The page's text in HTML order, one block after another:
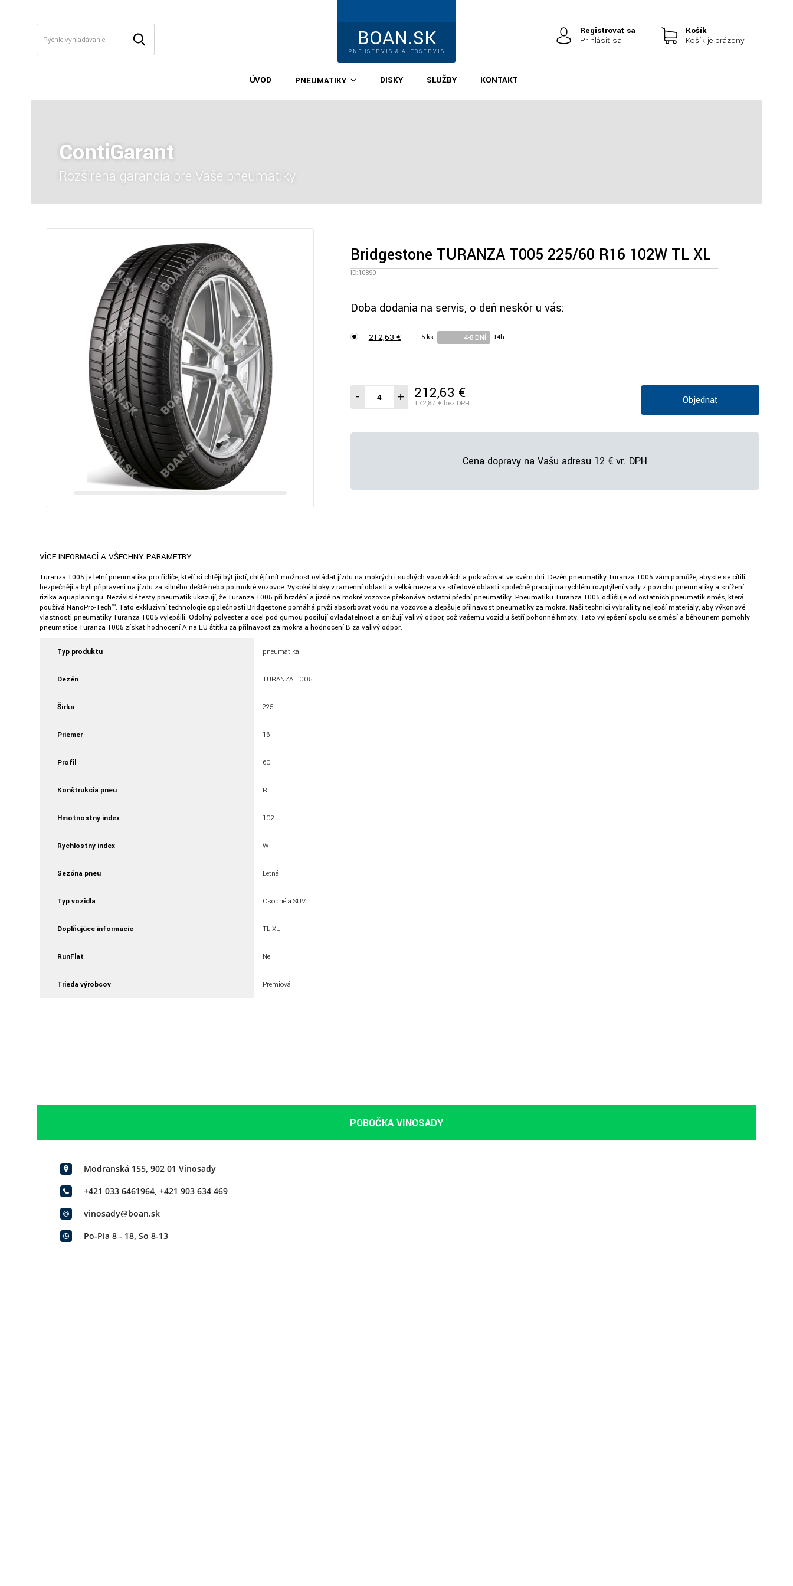
BOAN.SK
PNEUSERVIS & AUTOSERVIS
Registrovať sa
Prihlásiť sa
Košík
Košík je prázdny
ÚVOD PNEUMATIKY DISKY SLUŽBY KONTAKT
ContiGarant
Rozšírená garancia pre Vaše pneumatiky
Bridgestone TURANZA T005 225/60 R16 102W TL XL
ID:10890
Doba dodania na servis, o deň neskôr u vás:
212,63 € 5 ks 4-8 DNÍ 14h
- + 212,63 €/ks vr. DPH
172,87 € bez DPH Objednať
Cena dopravy na Vašu adresu 12 € vr. DPH
VÍCE INFORMACÍ A VŠECHNY PARAMETRY
Turanza T005 je letní pneumatika pro řidiče, kteří si chtějí být jistí, chtějí mít možnost ovládat jízdu na mokrých i suchých vozovkách a pokračovat ve svém dni. Dezén pneumatiky Turanza T005 vám pomůže, abyste se cítili
bezpečněji a byli připraveni na jízdu za silného deště nebo po mokré vozovce. Vysoké bloky v ramenní oblasti a velká mezera ve středové oblasti společně pracují na rychlém rozptýlení vody z povrchu pneumatiky a snížení
rizika aquaplaningu. Nezávislé testy pneumatik ukazují, že Turanza T005 při brzdění a jízdě na mokré vozovce překonává ostatní přední pneumatiky. Pneumatiku Turanza T005 odlišuje od ostatních pneumatik směs, která
používá NanoPro-Tech™. Tato exkluzivní technologie společnosti Bridgestone pomáhá pryži absorbovat vodu na vozovce a zlepšuje přilnavost pneumatiky za mokra. Naši technici vybrali ty nejlepší materiály, aby výkonové
vlastnosti pneumatiky Turanza T005 vylepšili. Odolný polyester a ocel pod gumou posilují ovladatelnost a snižují valivý odpor, což vašemu vozidlu šetří pohonné hmoty. Tato vylepšení spolu se směsí a běhounem pomohly
pneumatice Turanza T005 získat hodnocení A na EU štítku za přilnavost za mokra a hodnocení B za valivý odpor.
Typ produktu pneumatika
Dezén TURANZA T005
Šírka 225
Priemer 16
Profil 60
Konštrukcia pneu R
Hmotnostný index 102
Rychlostný index W
Sezóna pneu Letná
Typ vozidla Osobné a SUV
Doplňujúce informácie TL XL
RunFlat Ne
Trieda výrobcov Premiová
POBOČKA VINOSADY
Modranská 155, 902 01 Vinosady
+421 033 6461964, +421 903 634 469
vinosady@boan.sk
Po-Pia 8 - 18, So 8-13